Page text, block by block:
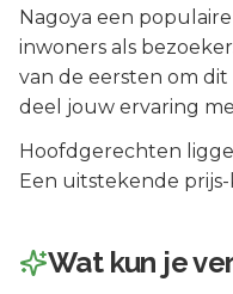
Nagoya een
inwoners als
van de eersten om
deel jouw ervaring
Hoofdgerechten
Een uitstekende
Wat kun je